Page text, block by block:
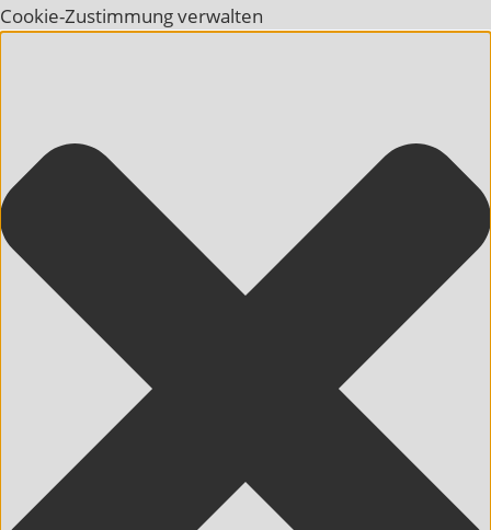
Cookie-Zustimmung verwalten